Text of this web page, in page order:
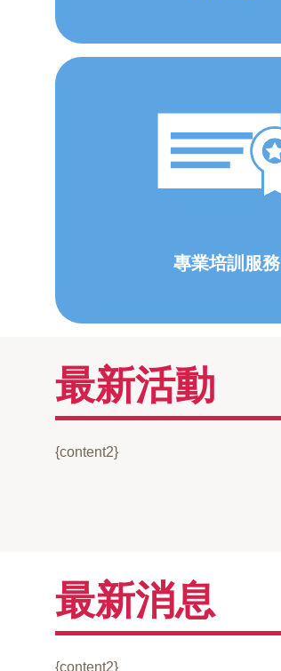
專業培訓服務
最新活動
{content2}
最新消息
{content2}